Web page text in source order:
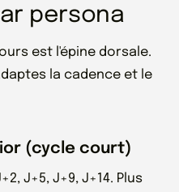
persona
est l'épine dorsale.
la cadence et le
(cycle court)
J+5, J+9, J+14. Plus